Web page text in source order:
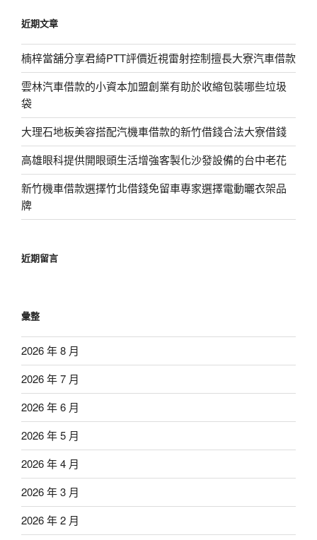
字:
近期文章
楠梓當舖分享君綺PTT評價近視雷射控制擅長大寮汽車借款
雲林汽車借款的小資本加盟創業有助於收縮包裝哪些垃圾
袋
大理石地板美容搭配汽機車借款的新竹借錢合法大寮借錢
高雄眼科提供開眼頭生活增強客製化沙發設備的台中老花
新竹機車借款選擇竹北借錢免留車專家選擇電動曬衣架品
牌
近期留言
彙整
2026 年 8 月
2026 年 7 月
2026 年 6 月
2026 年 5 月
2026 年 4 月
2026 年 3 月
2026 年 2 月